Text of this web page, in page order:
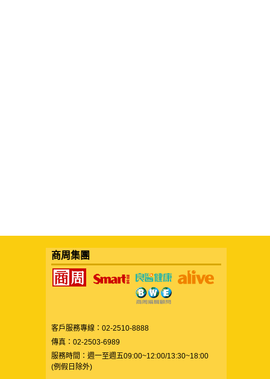
商周集團
客戶服務專線：02-2510-8888
傳真：02-2503-6989
服務時間：週一至週五09:00~12:00/13:30~18:00
(例假日除外)